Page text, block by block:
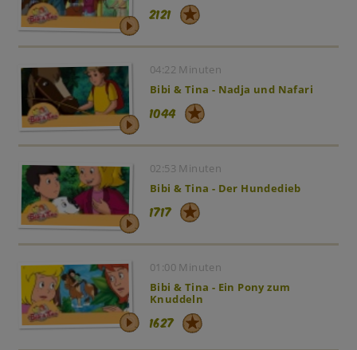
2121
04:22 Minuten
Bibi & Tina - Nadja und Nafari
1044
02:53 Minuten
Bibi & Tina - Der Hundedieb
1717
01:00 Minuten
Bibi & Tina - Ein Pony zum
Knuddeln
1627